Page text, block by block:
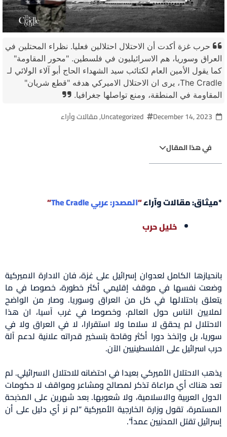
حرب غزة أكدت أن الاحتلال احتلالين فعليا. نظراء المحتلين في
العراق وسوريا، هم الاسرائيليون في فلسطين. "محور المقاومة"
كما يقول الأمين العام لكتائب سيد الشهداء الحاج أبو آلاء الولائي لـ
The Cradle، يرى ان الاحتلال الاميركي هدفه "قطع شريان"
المقاومة في المنطقة، ومنع تواصلها جغرافيا.
December 14, 2023
Uncategorized
,مقالات وآراء
في هذا المقال
*ميثاق: مقالات وآراء“المصدر: عربي The Cradle
“
خليل حرب
بانحيازها الكامل لعدوان إسرائيل على غزة، فان الادارة الاميركية
وضعت نفسها في موقف إقليمي أكثر خطورة، خصوصا في ما
يتعلق باحتلالها في كل من العراق وسوريا. وصار من الواضح
لملايين الناس حول العالم، وخصوصا في غرب آسيا، ان هذا
الاحتلال لم يحقق لا سلاما ولا استقرارا، لا في العراق ولا في
سوريا، بل وإتخذ دورا أكثر وقاحة بتسخير قدراته علانية لدعم آلة
حرب اسرائيل على الفلسطينيين الآن.
يذهب الاحتلال الأميركي بعيدا في احتضانه للاحتلال الاسرائيلي. لم
تعد هناك أي مراعاة تذكر لمصالح ومشاعر ومواقف لا حكومات
الدول العربية والاسلامية، ولا شعوبها. بعد شهرين على المذبحة
المستمرة، تقول وزارة الخارجية الأميركية “لم نر أي دليل على أن
إسرائيل تقتل المدنيين عمداً”.